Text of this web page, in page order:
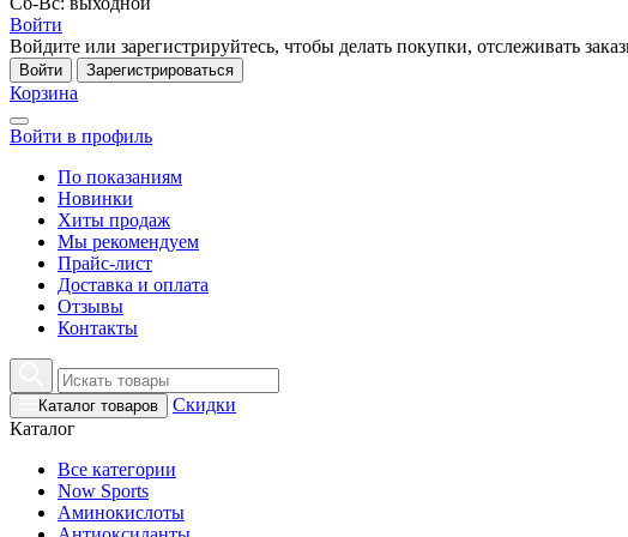
Войти
Войдите или зарегистрируйтесь, чтобы делать покупки, отслеживать
Войти Зарегистрироваться
Корзина
Войти в профиль
По показаниям
Новинки
Хиты продаж
Мы рекомендуем
Прайс-лист
Доставка и оплата
Отзывы
Контакты
Каталог товаров
Скидки
Каталог
Все категории
Now Sports
Аминокислоты